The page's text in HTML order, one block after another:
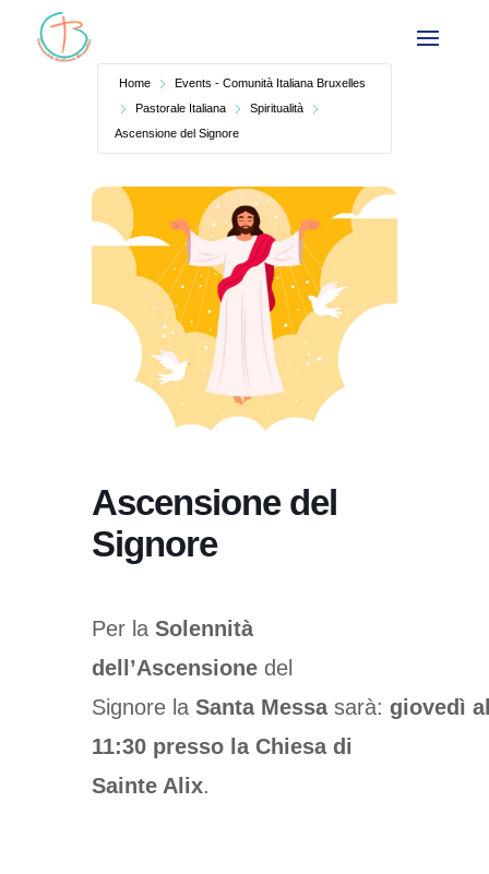
Home
Events - Comunità Italiana Bruxelles
Pastorale Italiana
Spiritualità
Ascensione del Signore
Ascensione del
Signore
Per la Solennità
dell’Ascensione del
Signore la Santa Messasarà: giovedì
11:30 presso la Chiesa di
Sainte Alix.